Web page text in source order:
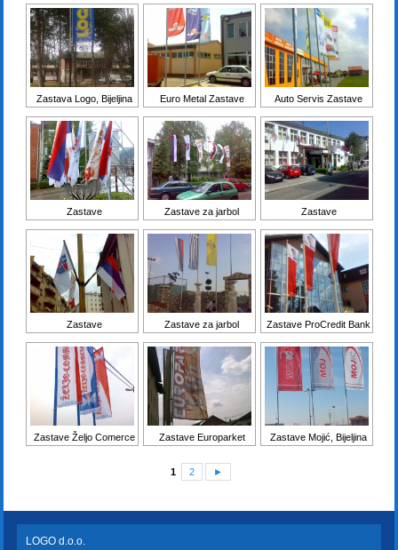
Zastava Logo, Bijeljina Euro Metal Zastave Auto Servis Zastave
Zastave Zastave za jarbol Zastave
Zastave Zastave za jarbol Zastave ProCredit Bank
Zastave Željo Comerce Zastave Europarket Zastave Mojić, Bijeljina
1 2 ►
LOGO d.o.o.